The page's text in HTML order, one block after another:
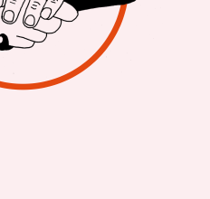
Deutschland gerade
Jahren Standard
Mate X und eben
Displays in den letzten
nahe, sie faltbar zu